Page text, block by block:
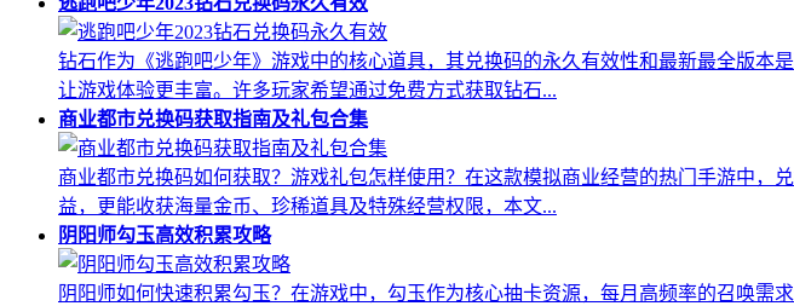
钻石作为《逃跑吧少年》游戏中的核心道具，其兑换码的永久有效性和最新最全版本
让游戏体验更丰富。许多玩家希望通过免费方式获取钻石...
商业都市兑换码获取指南及礼包合集
商业都市兑换码如何获取？游戏礼包怎样使用？在这款模拟商业经营的热门手游中
益，更能收获海量金币、珍稀道具及特殊经营权限，本文...
阴阳师勾玉高效积累攻略
阴阳师如何快速积累勾玉？在游戏中，勾玉作为核心抽卡资源，每月高频率的召唤